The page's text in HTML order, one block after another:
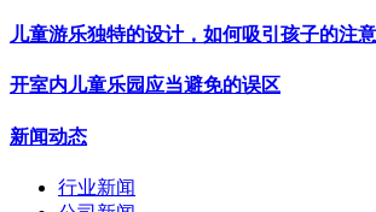
儿童游乐独特的设计，如何吸引孩子的注
开室内儿童乐园应当避免的误区
新闻动态
行业新闻